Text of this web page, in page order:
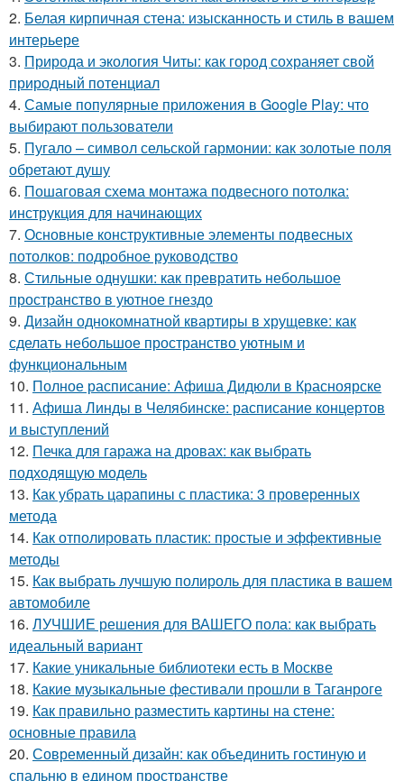
2. Белая кирпичная стена: изысканность и стиль в вашем
интерьере
3. Природа и экология Читы: как город сохраняет свой
природный потенциал
4. Самые популярные приложения в Google Play: что
выбирают пользователи
5. Пугало – символ сельской гармонии: как золотые поля
обретают душу
6. Пошаговая схема монтажа подвесного потолка:
инструкция для начинающих
7. Основные конструктивные элементы подвесных
потолков: подробное руководство
8. Стильные однушки: как превратить небольшое
пространство в уютное гнездо
9. Дизайн однокомнатной квартиры в хрущевке: как
сделать небольшое пространство уютным и
функциональным
10. Полное расписание: Афиша Дидюли в Красноярске
11. Афиша Линды в Челябинске: расписание концертов
и выступлений
12. Печка для гаража на дровах: как выбрать
подходящую модель
13. Как убрать царапины с пластика: 3 проверенных
метода
14. Как отполировать пластик: простые и эффективные
методы
15. Как выбрать лучшую полироль для пластика в вашем
автомобиле
16. ЛУЧШИЕ решения для ВАШЕГО пола: как выбрать
идеальный вариант
17. Какие уникальные библиотеки есть в Москве
18. Какие музыкальные фестивали прошли в Таганроге
19. Как правильно разместить картины на стене:
основные правила
20. Современный дизайн: как объединить гостиную и
спальню в едином пространстве